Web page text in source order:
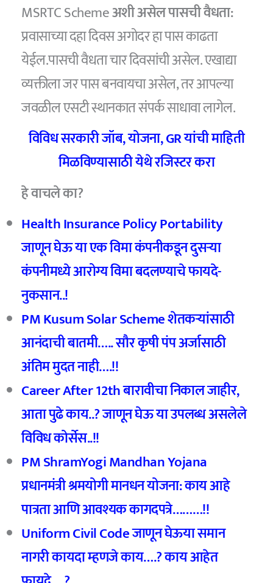
MSRTC Schemeअशी असेल पासची वैधता:
प्रवासाच्या दहा दिवस अगोदर हा पास काढता
येईल.पासची वैधता चार दिवसांची असेल. एखाद्या
व्यक्तीला जर पास बनवायचा असेल, तर आपल्या
जवळील एसटी स्थानकात संपर्क साधावा लागेल.
विविध सरकारी जॉब, योजना, GR यांची माहिती
मिळविण्यासाठी येथे रजिस्टर करा
हे वाचले का?
Health Insurance Policy Portability
जाणून घेऊ या एक विमा कंपनीकडून दुसऱ्या
कंपनीमध्ये आरोग्य विमा बदलण्याचे फायदे-
नुकसान..!
PM Kusum Solar Scheme शेतकर्‍यांसाठी
आनंदाची बातमी….. सौर कृषी पंप अर्जासाठी
अंतिम मुदत नाही….!!
Career After 12thबारावीचा निकाल जाहीर,
आता पुढे काय..?जाणून घेऊ या उपलब्ध असलेले
विविध कोर्सेस..!!
PM ShramYogi Mandhan Yojana
प्रधानमंत्री श्रमयोगी मानधन योजना: काय आहे
पात्रता आणि आवश्यक कागदपत्रे………!!
Uniform Civil Codeजाणून घेऊया समान
नागरी कायदा म्हणजे काय….?काय आहेत